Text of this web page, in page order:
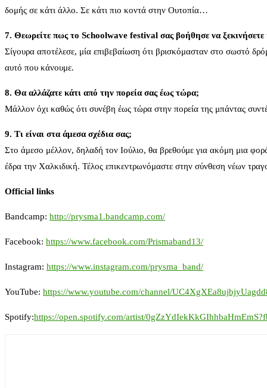
δομής σε κάτι άλλο. Σε κάτι πιο κοντά στην Ουτοπία…
7. Θεωρείτε πως το Schoolwave festival σας βοήθησε να ξεκινήσετε
Σίγουρα αποτέλεσε, μία επιβεβαίωση ότι βρισκόμασταν στο σωστό
αυτό που κάνουμε.
8. Θα αλλάζατε κάτι από την πορεία σας έως τώρα;
Μάλλον όχι καθώς ότι συνέβη έως τώρα στην πορεία της μπάντας
9. Τι είναι στα άμεσα σχέδια σας;
Στο άμεσο μέλλον, δηλαδή τον Ιούλιο, θα βρεθούμε για ακόμη μια
έδρα την Χαλκιδική. Τέλος επικεντρωνόμαστε στην σύνθεση νέων
Official links
Bandcamp: http://prysma1.bandcamp.com/
Facebook: https://www.facebook.com/Prismaband13/
Instagram: https://www.instagram.com/prysma_band/
YouTube: https://www.youtube.com/channel/
Spotify:https://open.spotify.com/artist/